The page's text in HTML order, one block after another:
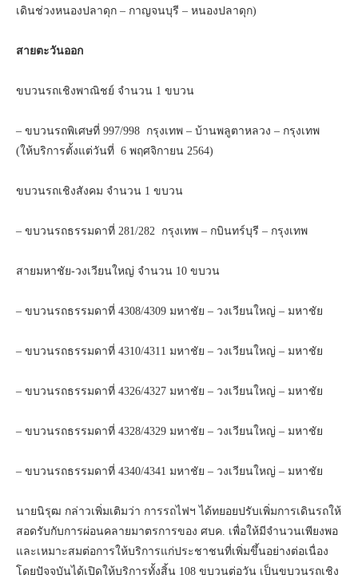
เดินช่วงหนองปลาดุก – กาญจนบุรี – หนองปลาดุก)
สายตะวันออก
ขบวนรถเชิงพาณิชย์ จำนวน 1 ขบวน
– ขบวนรถพิเศษที่ 997/998 กรุงเทพ – บ้านพลูตาหลวง – กรุงเทพ
(ให้บริการตั้งแต่วันที่ 6 พฤศจิกายน 2564)
ขบวนรถเชิงสังคม จำนวน 1 ขบวน
– ขบวนรถธรรมดาที่ 281/282 กรุงเทพ – กบินทร์บุรี – กรุงเทพ
สายมหาชัย-วงเวียนใหญ่ จำนวน 10 ขบวน
– ขบวนรถธรรมดาที่ 4308/4309 มหาชัย – วงเวียนใหญ่ – มหาชัย
– ขบวนรถธรรมดาที่ 4310/4311 มหาชัย – วงเวียนใหญ่ – มหาชัย
– ขบวนรถธรรมดาที่ 4326/4327 มหาชัย – วงเวียนใหญ่ – มหาชัย
– ขบวนรถธรรมดาที่ 4328/4329 มหาชัย – วงเวียนใหญ่ – มหาชัย
– ขบวนรถธรรมดาที่ 4340/4341 มหาชัย – วงเวียนใหญ่ – มหาชัย
นายนิรุฒ กล่าวเพิ่มเติมว่า การรถไฟฯ ได้ทยอยปรับเพิ่มการเดินรถให้
สอดรับกับการผ่อนคลายมาตรการของ ศบค. เพื่อให้มีจำนวนเพียงพอ
และเหมาะสมต่อการให้บริการแก่ประชาชนที่เพิ่มขึ้นอย่างต่อเนื่อง
โดยปัจจุบันได้เปิดให้บริการทั้งสิ้น 108 ขบวนต่อวัน เป็นขบวนรถเชิง